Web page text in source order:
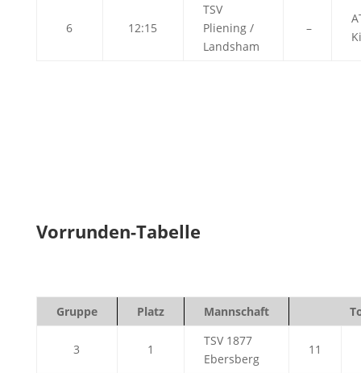
6 12:15
TSV
Pliening /
Landsham
–
Vorrunden-Tabelle
Gruppe Platz Mannschaft
3 1
TSV 1877
Ebersberg
11